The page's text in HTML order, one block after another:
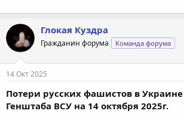
Глокая Куздра
Гражданин форума Команда форума
14 Окт 2025
Потери русских фашистов в
Генштаба ВСУ на 14 октября 2025г.